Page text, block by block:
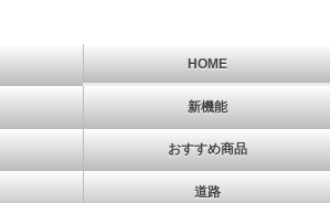
HOME
新機能
おすすめ商品
道路